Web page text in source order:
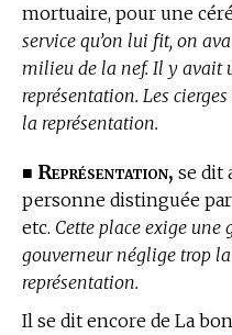
mortuaire, pour une
service qu’on lui fit, on
milieu de la nef. Il y avait
représentation. Les
la représentation.
■ Représentation, se dit
personne distinguée
etc. Cette place exige une
gouverneur néglige trop
représentation.
Il se dit encore de La